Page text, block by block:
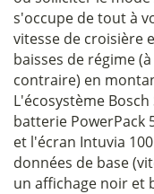
s'occupe de tout à
vitesse de croisière
baisses de régime
contraire) en
L'écosystème
batterie PowerPack
et l'écran Intuvia
données de base
un affichage noir et